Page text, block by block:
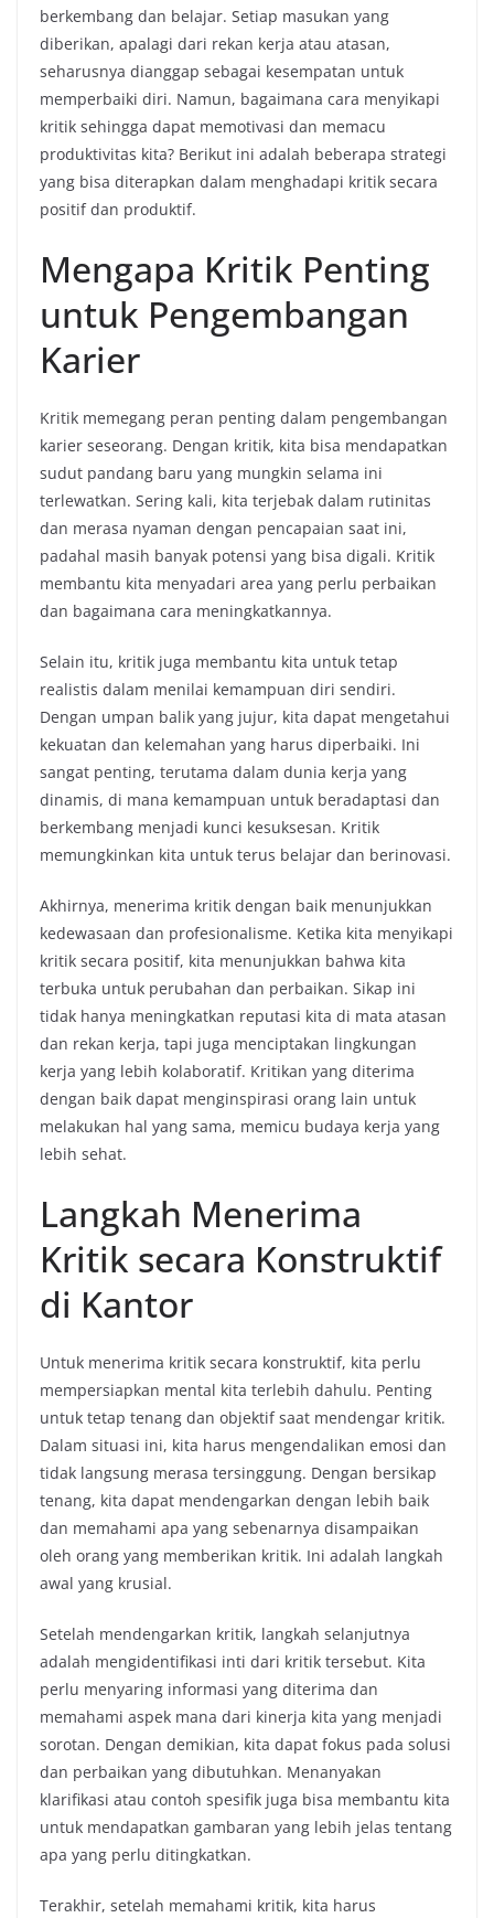
berkembang dan belajar. Setiap masukan yang
diberikan, apalagi dari rekan kerja atau atasan,
seharusnya dianggap sebagai kesempatan untuk
memperbaiki diri. Namun, bagaimana cara menyikapi
kritik sehingga dapat memotivasi dan memacu
produktivitas kita? Berikut ini adalah beberapa strategi
yang bisa diterapkan dalam menghadapi kritik secara
positif dan produktif.
Mengapa Kritik Penting
untuk Pengembangan
Karier
Kritik memegang peran penting dalam pengembangan
karier seseorang. Dengan kritik, kita bisa mendapatkan
sudut pandang baru yang mungkin selama ini
terlewatkan. Sering kali, kita terjebak dalam rutinitas
dan merasa nyaman dengan pencapaian saat ini,
padahal masih banyak potensi yang bisa digali. Kritik
membantu kita menyadari area yang perlu perbaikan
dan bagaimana cara meningkatkannya.
Selain itu, kritik juga membantu kita untuk tetap
realistis dalam menilai kemampuan diri sendiri.
Dengan umpan balik yang jujur, kita dapat mengetahui
kekuatan dan kelemahan yang harus diperbaiki. Ini
sangat penting, terutama dalam dunia kerja yang
dinamis, di mana kemampuan untuk beradaptasi dan
berkembang menjadi kunci kesuksesan. Kritik
memungkinkan kita untuk terus belajar dan berinovasi.
Akhirnya, menerima kritik dengan baik menunjukkan
kedewasaan dan profesionalisme. Ketika kita menyikapi
kritik secara positif, kita menunjukkan bahwa kita
terbuka untuk perubahan dan perbaikan. Sikap ini
tidak hanya meningkatkan reputasi kita di mata atasan
dan rekan kerja, tapi juga menciptakan lingkungan
kerja yang lebih kolaboratif. Kritikan yang diterima
dengan baik dapat menginspirasi orang lain untuk
melakukan hal yang sama, memicu budaya kerja yang
lebih sehat.
Langkah Menerima
Kritik secara Konstruktif
di Kantor
Untuk menerima kritik secara konstruktif, kita perlu
mempersiapkan mental kita terlebih dahulu. Penting
untuk tetap tenang dan objektif saat mendengar kritik.
Dalam situasi ini, kita harus mengendalikan emosi dan
tidak langsung merasa tersinggung. Dengan bersikap
tenang, kita dapat mendengarkan dengan lebih baik
dan memahami apa yang sebenarnya disampaikan
oleh orang yang memberikan kritik. Ini adalah langkah
awal yang krusial.
Setelah mendengarkan kritik, langkah selanjutnya
adalah mengidentifikasi inti dari kritik tersebut. Kita
perlu menyaring informasi yang diterima dan
memahami aspek mana dari kinerja kita yang menjadi
sorotan. Dengan demikian, kita dapat fokus pada solusi
dan perbaikan yang dibutuhkan. Menanyakan
klarifikasi atau contoh spesifik juga bisa membantu kita
untuk mendapatkan gambaran yang lebih jelas tentang
apa yang perlu ditingkatkan.
Terakhir, setelah memahami kritik, kita harus